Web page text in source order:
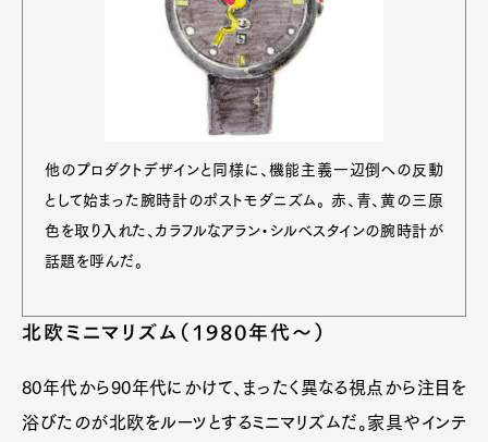
他のプロダクトデザインと同様に、機能主義一辺倒への反動
として始まった腕時計のポストモダニズム。 赤、青、黄の三原
色を取り入れた、カラフルなアラン・シルベスタインの腕時計が
話題を呼んだ。
北欧ミニマリズム（1980年代〜）
80年代から90年代にかけて、まったく異なる視点から注目を
浴びたのが北欧をルーツとするミニマリズムだ。家具やインテ